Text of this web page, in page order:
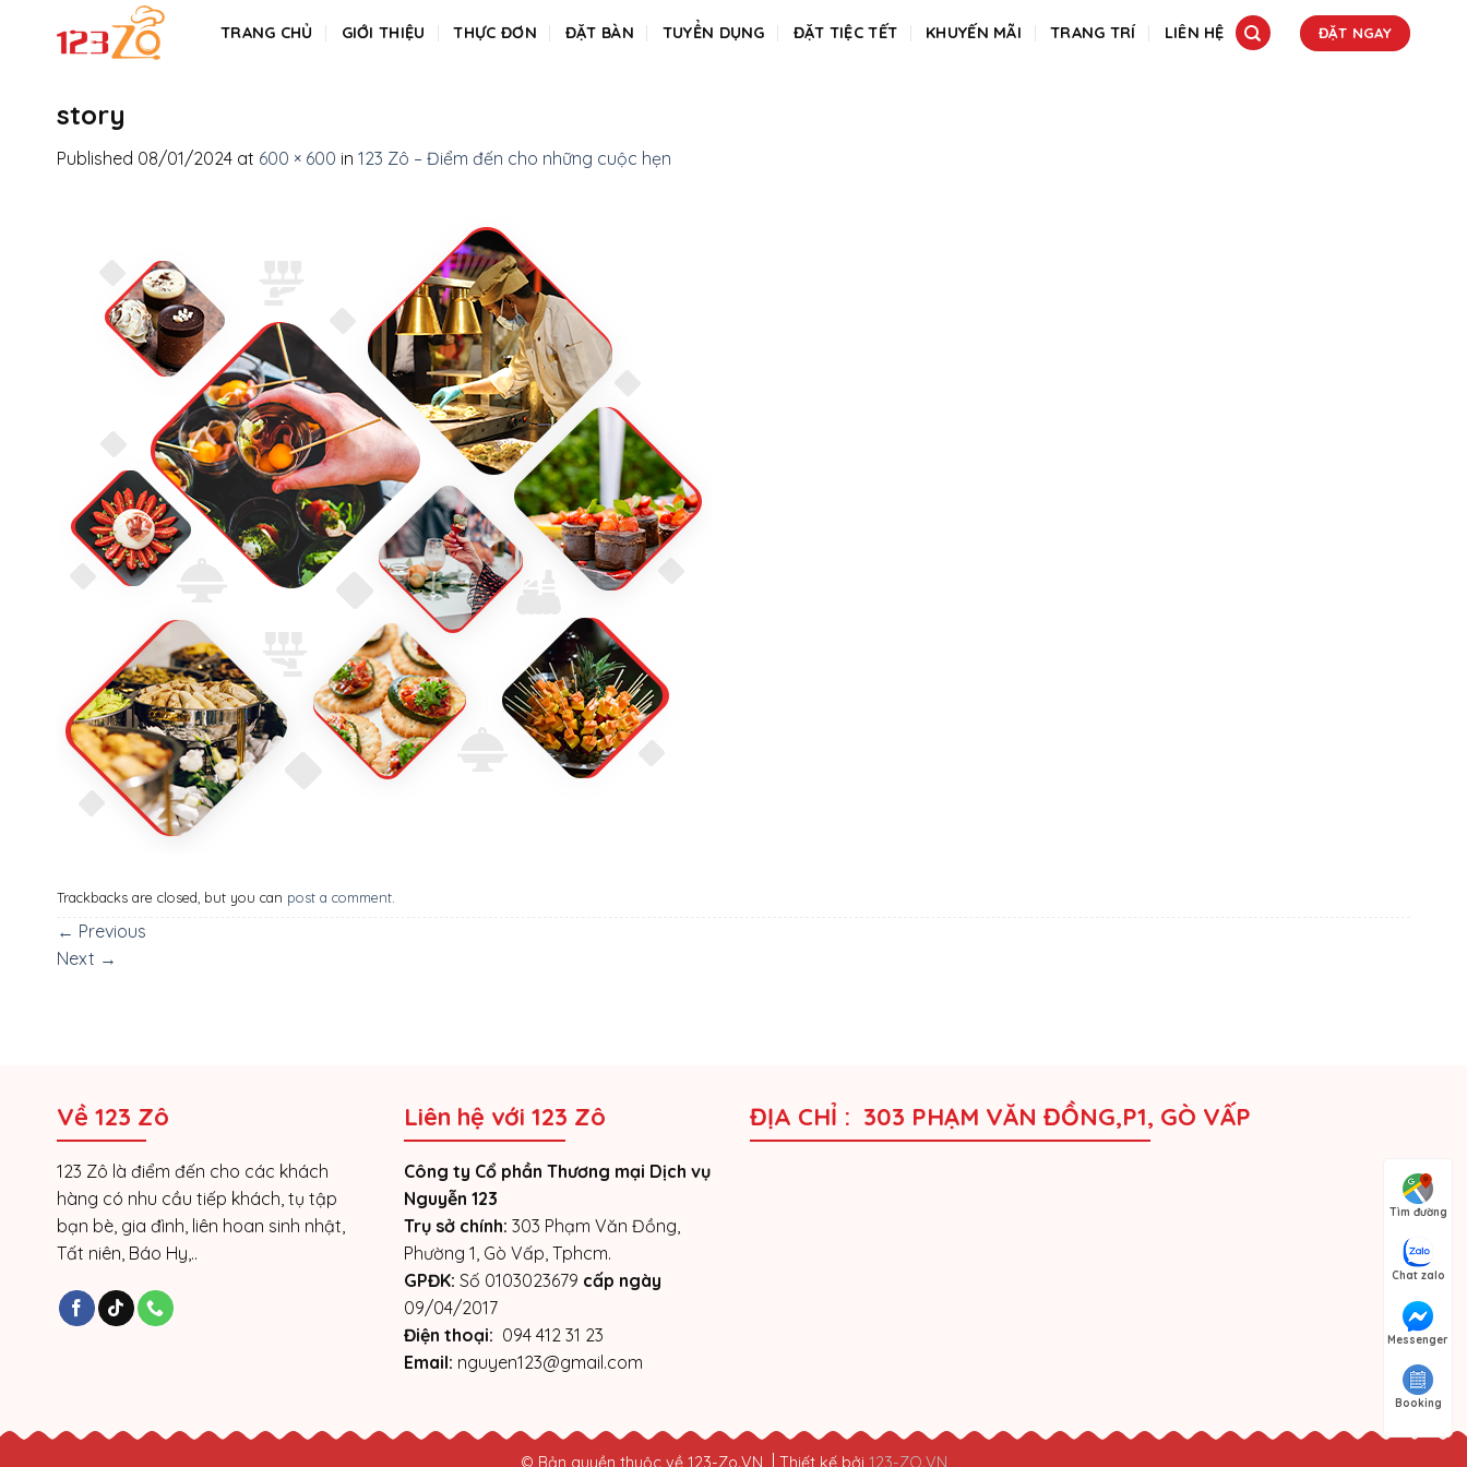
TRANG CHỦ GIỚI THIỆU THỰC ĐƠN ĐẶT BÀN TUYỂN DỤNG ĐẶT TIỆC TẾT KHUYẾN MÃI TRANG TRÍ LIÊN HỆ ĐẶT NGAY
story
Published 08/01/2024 at 600 × 600 in 123 Zô – Điểm đến cho những cuộc hẹn
Trackbacks are closed, but you can post a comment.
← Previous
Next →
Về 123 Zô
123 Zô là điểm đến cho các khách
hàng có nhu cầu tiếp khách, tụ tập
bạn bè, gia đình, liên hoan sinh nhật,
Tất niên, Báo Hy,..
Liên hệ với 123 Zô
Công ty Cổ phần Thương mại Dịch vụ
Nguyễn 123
Trụ sở chính: 303 Phạm Văn Đồng,
Phường 1, Gò Vấp, Tphcm.
GPĐK: Số 0103023679 cấp ngày
09/04/2017
Điện thoại: 094 412 31 23
Email: nguyen123@gmail.com
ĐỊA CHỈ : 303 PHẠM VĂN ĐỒNG,P1, GÒ VẤP
© Bản quyền thuộc về 123-Zo.VN Thiết kế bởi 123-ZO.VN
Tìm đường
Chat zalo
Messenger
Booking